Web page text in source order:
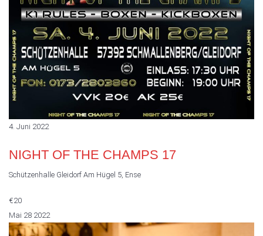
4. Juni 2022
NIGHT OF THE CHAMPS 17
Schützenhalle Gleidorf Am Hügel 5, Ense
€20
Mai 28 2022